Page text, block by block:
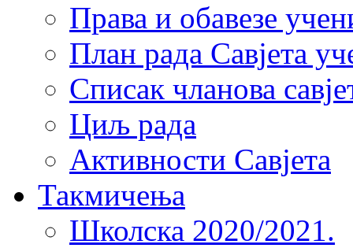
Права и обавезе
План рада Савјета
Списак чланова
Циљ рада
Активности Савјета
Такмичења
Школска 2020/2021.